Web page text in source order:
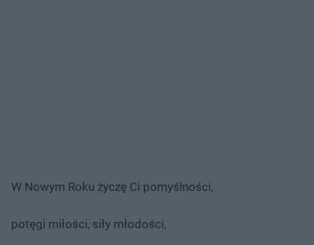
W Nowym Roku życzę Ci pomyślności,
potęgi miłości, siły młodości,